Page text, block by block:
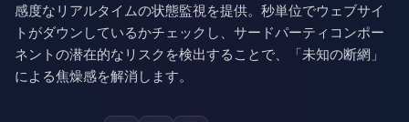
感度なリアルタイムの状態監視を提供。秒単位でウェブサイ
トがダウンしているかチェックし、サードパーティコンポー
ネントの潜在的なリスクを検出することで、「未知の断網」
による焦燥感を解消します。